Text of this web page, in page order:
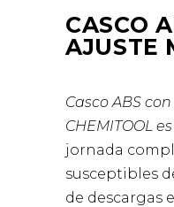
CASCO
AJUSTE
Casco ABS
CHEMITOOL es
jornada
susceptibles
de descargas